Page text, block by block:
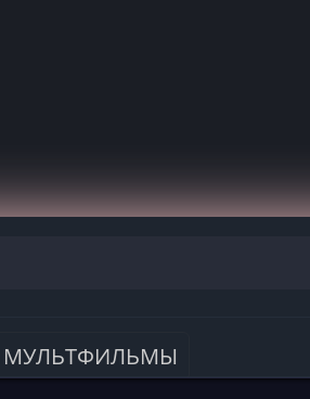
МУЛЬТФИЛЬМЫ